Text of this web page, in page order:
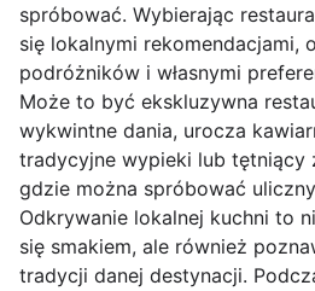
spróbować. Wybierając
się lokalnymi rekomendacjami,
podróżników i własnymi
Może to być ekskluzywna
wykwintne dania, urocza
tradycyjne wypieki lub tętniący
gdzie można spróbować
Odkrywanie lokalnej kuchni to
się smakiem, ale również
tradycji danej destynacji.